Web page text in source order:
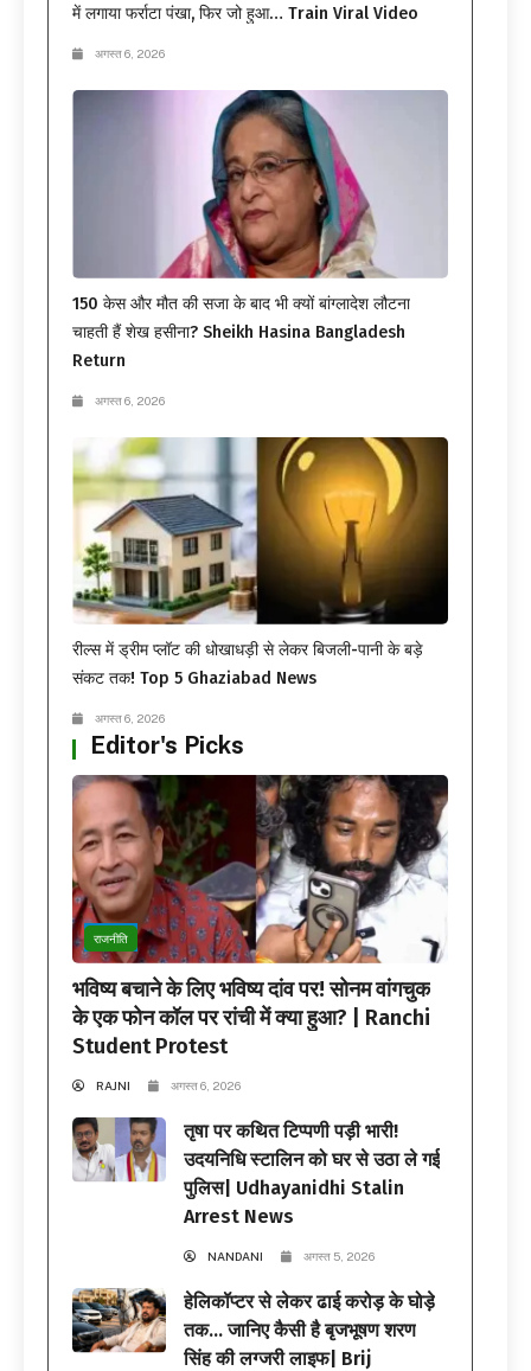
में लगाया फर्राटा पंखा, फिर जो हुआ… Train Viral Video
अगस्त 6, 2026
150 केस और मौत की सजा के बाद भी क्यों बांग्लादेश लौटना
चाहती हैं शेख हसीना? Sheikh Hasina Bangladesh
Return
अगस्त 6, 2026
रील्स में ड्रीम प्लॉट की धोखाधड़ी से लेकर बिजली-पानी के बड़े
संकट तक! Top 5 Ghaziabad News
अगस्त 6, 2026
Editor's Picks
राजनीति
भविष्य बचाने के लिए भविष्य दांव पर! सोनम वांगचुक
के एक फोन कॉल पर रांची में क्या हुआ? | Ranchi
Student Protest
RAJNI अगस्त 6, 2026
तृषा पर कथित टिप्पणी पड़ी भारी!
उदयनिधि स्टालिन को घर से उठा ले गई
पुलिस| Udhayanidhi Stalin
Arrest News
NANDANI अगस्त 5, 2026
हेलिकॉप्टर से लेकर ढाई करोड़ के घोड़े
तक… जानिए कैसी है बृजभूषण शरण
सिंह की लग्जरी लाइफ| Brij